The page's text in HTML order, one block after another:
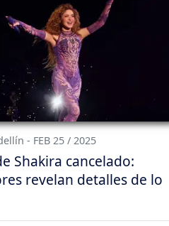
- FEB 25 / 2025
Shakira cancelado:
revelan detalles de lo